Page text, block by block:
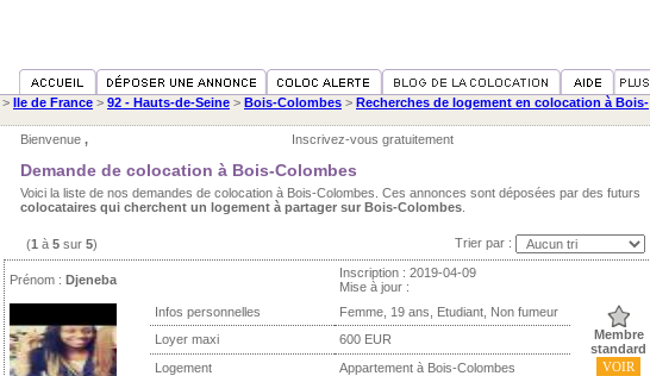
> Ile de France > 92 - Hauts-de-Seine > Bois-Colombes > Recherches de logement en colocation à Bois-
Bienvenue , Inscrivez-vous gratuitement
Demande de colocation à Bois-Colombes
Voici la liste de nos demandes de colocation à Bois-Colombes. Ces annonces sont déposées par des futurs
colocataires qui cherchent un logement à partager sur Bois-Colombes
(1 à 5 sur 5) Trier par :
Prénom : Djeneba
Inscription : 2019-04-09
Mise à jour :
Infos personnelles
Femme, 19 ans, Etudiant, Non fumeur
Membre
standard
VOIR
Loyer maxi
600 EUR
Logement
Appartement à Bois-Colombes